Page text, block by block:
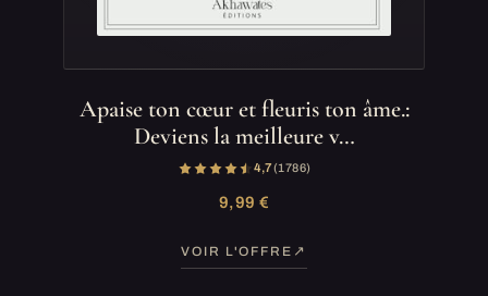
Apaise ton cœur et fleuris ton âme.:
Deviens la meilleure v…
4,7(1 786)
9,99 €
VOIR L'OFFRE